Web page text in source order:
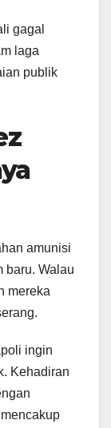
gagal
laga
publik
amunisi
baru. Walau
mereka
ingin
Kehadiran